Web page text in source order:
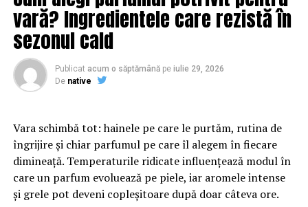
Designul profesional influențează percepția asupra
brandului. O platformă bine organizată transmite
seriozitate și atenție la detalii. În plus, structura clară a
paginilor îi ajută pe vizitatori să găsească rapid
informațiile importante și să interacționeze mai ușor cu
Conținutul are un rol esențial în procesul de atragere și
convingere a publicului. Articolele informative, studiile
de caz și paginile bine optimizate oferă valoare și
demonstrează expertiza companiei. Acest lucru
contribuie la dezvoltarea unei relații solide cu
vară? Ingredientele care rezistă în
sezonul cald
Publicat acum o săptămână pe iulie 29, 2026
De native
Vara schimbă tot: hainele pe care le purtăm, rutina de
îngrijire și chiar parfumul pe care îl alegem în fiecare
dimineață. Temperaturile ridicate influențează modul în
care un parfum evoluează pe piele, iar aromele intense
și grele pot deveni copleșitoare după doar câteva ore.